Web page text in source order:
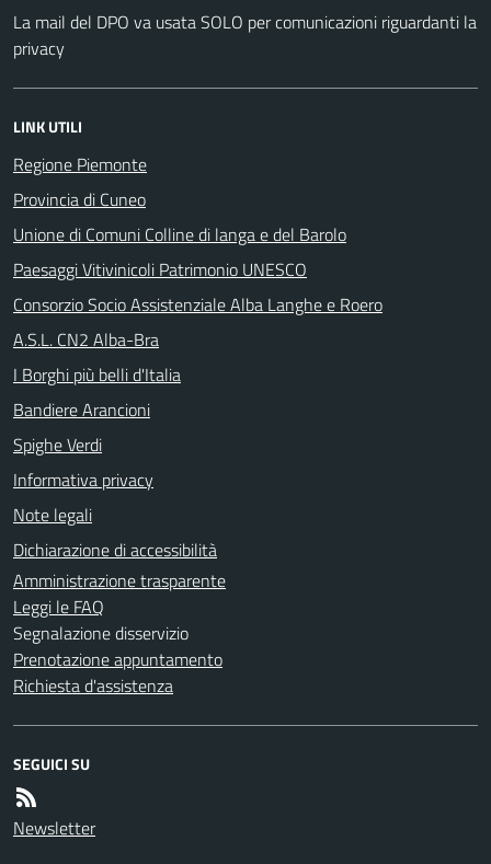
La mail del DPO va usata SOLO per comunicazioni riguardanti la
privacy
LINK UTILI
Regione Piemonte
Provincia di Cuneo
Unione di Comuni Colline di langa e del Barolo
Paesaggi Vitivinicoli Patrimonio UNESCO
Consorzio Socio Assistenziale Alba Langhe e Roero
A.S.L. CN2 Alba-Bra
I Borghi più belli d'Italia
Bandiere Arancioni
Spighe Verdi
Informativa privacy
Note legali
Dichiarazione di accessibilità
Amministrazione trasparente
Leggi le FAQ
Segnalazione disservizio
Prenotazione appuntamento
Richiesta d'assistenza
SEGUICI SU
Newsletter